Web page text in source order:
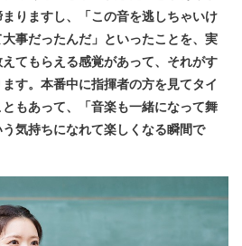
りますし、「この音を逃しちゃいけ
事だったんだ」といったことを、実
てもらえる感覚があって、それがす
す。本番中に指揮者の方を見てタイ
もあって、「音楽も一緒になって舞
気持ちになれて楽しくなる瞬間で